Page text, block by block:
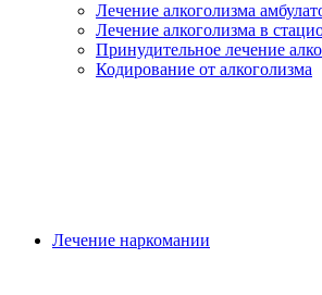
Лечение алкоголизма
Лечение алкоголизма в
Принудительное лечение
Кодирование от алкоголизма
Лечение наркомании